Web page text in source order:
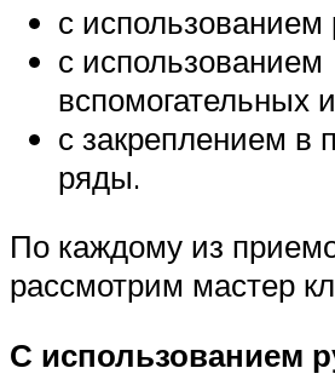
с использованием
с использованием
вспомогательных
с закреплением в
ряды.
По каждому из
рассмотрим мастер
С использованием